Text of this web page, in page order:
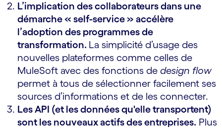
L’implication des collaborateurs dans une
démarche « self-service » accélère
l’adoption des programmes de
transformation. La simplicité d’usage des
nouvelles plateformes comme celles de
MuleSoft avec des fonctions de design flow
permet à tous de sélectionner facilement ses
sources d’informations et de les connecter.
Les API (et les données qu'elle transportent)
sont les nouveaux actifs des entreprises. Plus